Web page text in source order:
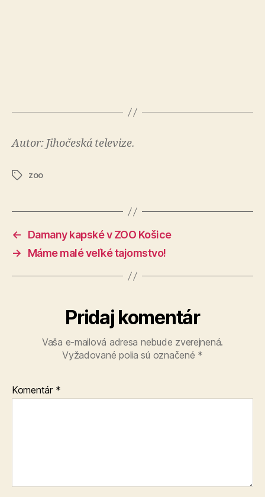
Autor: Jihočeská televize.
Značky
zoo
←
Damany kapské v ZOO Košice
→
Máme malé veľké tajomstvo!
Pridaj komentár
Vaša e-mailová adresa nebude zverejnená.
Vyžadované polia sú označené *
Komentár *